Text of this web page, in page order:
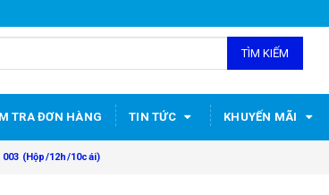
TÌM KIẾM
TRA ĐƠN HÀNG TIN TỨC KHUYẾN MÃI
003 (Hộp/12h/10cái)